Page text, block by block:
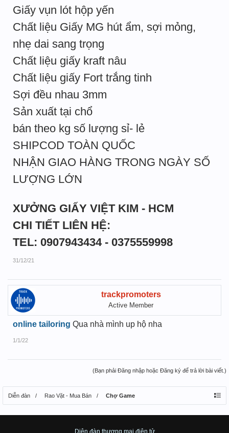
Giấy vụn lót hộp yến
Chất liệu Giấy MG hút ẩm, sợi mỏng,
nhẹ dai sang trọng
Chất liệu giấy kraft nâu
Chất liệu giấy Fort trắng tinh
Sợi đều nhau 3mm
Sản xuất tại chổ
bán theo kg số lượng sỉ- lẻ
SHIPCOD TOÀN QUỐC
NHẬN GIAO HÀNG TRONG NGÀY SỐ
LƯỢNG LỚN
XƯỞNG GIẤY VIỆT KIM - HCM
CHI TIẾT LIÊN HỆ:
TEL: 0907943434 - 0375559998
31/12/21
trackpromoters
Active Member
online tailoring Qua nhà mình up hộ nha
1/1/22
(Bạn phải Đăng nhập hoặc Đăng ký để trả lời bài viết.)
Diễn đàn Rao Vặt - Mua Bán Chợ Game
Diên đàn thương mại điện tử